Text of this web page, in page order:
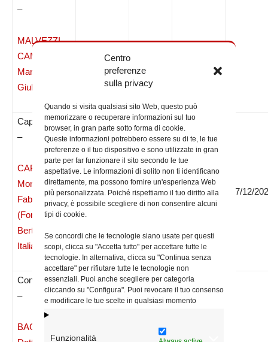
Centro
preferenze
sulla privacy
Quando si visita qualsiasi sito Web, questo può
memorizzare o recuperare informazioni sul tuo
browser, in gran parte sotto forma di cookie.
Queste informazioni potrebbero essere su di te, le tue
preferenze o il tuo dispositivo e sono utilizzate in gran
parte per far funzionare il sito secondo le tue
aspettative. Le informazioni di solito non ti identificano
direttamente, ma possono fornire un'esperienza Web
più personalizzata. Poiché rispettiamo il tuo diritto alla
privacy, è possibile scegliere di non consentire alcuni
tipi di cookie.
Se concordi che le tecnologie siano usate per questi
scopi, clicca su "Accetta tutto" per accettare tutte le
tecnologie. In alternativa, clicca su "Continua senza
accettare" per rifiutare tutte le tecnologie non
essenziali. Puoi anche scegliere per categoria
cliccando su "Configura". Puoi revocare il tuo consenso
e modificare le tue scelte in qualsiasi momento
Funzionalità
–
MALVEZZI
CAMPEGGI
March. Dott.
Giuliano
Cappellano
–
CAPANNI
Mons.
Fabrizio
(Forlì-
Bertinoro –
Italia )
25/01/2022 168/22 08/12/2021 07/12/
Consigliere
–
BACCARINI
120-25